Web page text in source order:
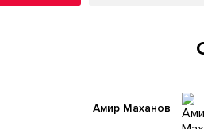
Амир Маханов